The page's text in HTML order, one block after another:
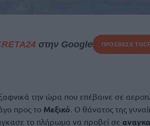
στην Google ΠΡΟΣΘΕΣΕ ΤΟ
την ώρα που επέβαινε σε
προς το Μεξικό. Ο θάνατος της
το πλήρωμα να προβεί σε